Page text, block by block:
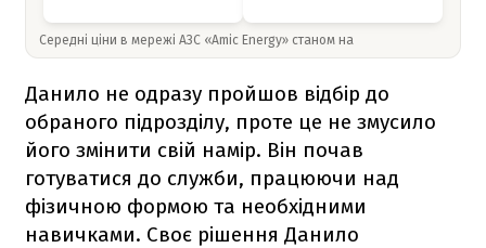
Середні ціни в мережі АЗС «Amic Energy» станом на
Данило не одразу пройшов відбір до
обраного підрозділу, проте це не змусило
його змінити свій намір. Він почав
готуватися до служби, працюючи над
фізичною формою та необхідними
навичками. Своє рішення Данило